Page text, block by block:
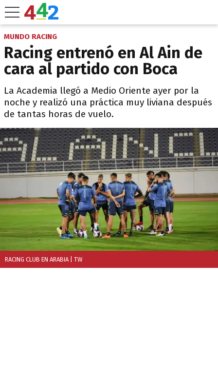
MUNDO RACING
Racing entrenó en Al Ain de
cara al partido con Boca
La Academia llegó a Medio Oriente ayer por la
noche y realizó una práctica muy liviana después
de tantas horas de vuelo.
RACING CLUB EN ARABIA | TW